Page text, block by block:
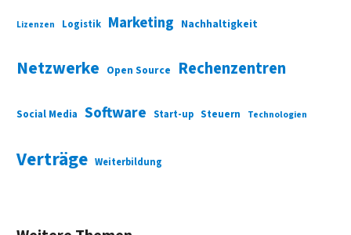
Lizenzen Logistik Marketing Nachhaltigkeit
Netzwerke Open Source Rechenzentren
Social Media Software Start-up Steuern Technologien
Verträge Weiterbildung